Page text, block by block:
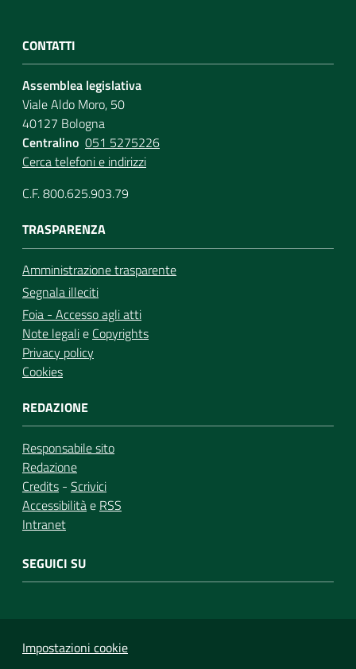
CONTATTI
Assemblea legislativa
Viale Aldo Moro, 50
40127 Bologna
Centralino 051 5275226
Cerca telefoni e indirizzi
C.F. 800.625.903.79
TRASPARENZA
Amministrazione trasparente
Segnala illeciti
Foia - Accesso agli atti
Note legalie Copyrights
Privacy policy
Cookies
REDAZIONE
Responsabile sito
Redazione
Credits - Scrivici
Accessibilitàe RSS
Intranet
SEGUICI SU
Impostazioni cookie